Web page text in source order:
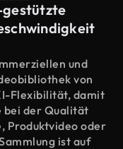
gestützte
und
von
Flexibilität, damit
bei der Qualität
Produktvideo oder
ist auf